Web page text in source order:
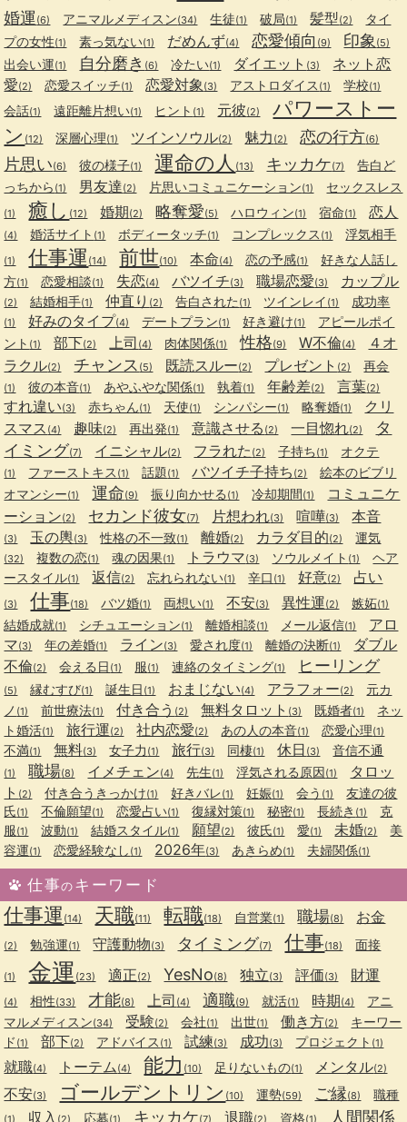
婚運(6) アニマルメディスン(34) 生徒(1) 破局(1) 髪型(2)
タイ
プの女性(1) 素っ気ない(1) だめんず(4) 恋愛傾向 (9) 印象 (5)
出会い運(1) 自分磨き (6) 冷たい(1) ダイエット (3)
ネット恋
愛(2) 恋愛スイッチ(1) 恋愛対象 (3) アストロダイス (1) 学校(1)
会話(1) 遠距離片想い(1) ヒント (1) 元彼(2)
パワーストー
ン (12) 深層心理(1) ツインソウル(2) 魅力 (2) 恋の行方(6)
片思い(6) 彼の様子(1) 運命の人 (13) キッカケ(7)
告白ど
っちから (1) 男友達(2) 片思いコミュニケーション(1) セックスレス
(1) 癒し (12) 婚期(2) 略奪愛(5) ハロウィン(1) 宿命(1) 恋人
(4) 婚活サイト (1) ボディータッチ(1) コンプレックス (1) 浮気相手
(1) 仕事運 (14) 前世(10) 本命(4) 恋の予感(1)
好きな人話し
方(1) 恋愛相談(1) 失恋(4) バツイチ(3) 職場恋愛(3) カップル
(2) 結婚相手(1) 仲直り (2) 告白された (1) ツインレイ (1) 成功率
(1) 好みのタイプ(4) デートプラン(1) 好き避け(1)
アピールポイ
ント (1) 部下(2) 上司 (4) 肉体関係(1) 性格(9) W不倫(4)
４オ
ラクル(2) チャンス (5) 既読スルー(2) プレゼント (2) 再会
(1) 彼の本音(1) あやふやな関係(1) 執着(1) 年齢差(2) 言葉(2)
すれ違い(3) 赤ちゃん(1) 天使(1) シンパシー(1) 略奪婚(1)
クリ
スマス (4) 趣味(2) 再出発(1) 意識させる (2) 一目惚れ(2)
タ
イミング(7) イニシャル(2) フラれた (2) 子持ち(1) オクテ
(1) ファーストキス (1) 話題(1) バツイチ子持ち (2)
絵本のビブリ
オマンシー(1) 運命(9) 振り向かせる (1) 冷却期間(1)
コミュニケ
ーション(2) セカンド彼女(7) 片想われ(3) 喧嘩(3) 本音
(3) 玉の輿(3) 性格の不一致(1) 離婚(2) カラダ目的(2) 運気
(32) 複数の恋(1) 魂の因果(1) トラウマ(3) ソウルメイト (1)
ヘア
ースタイル(1) 返信(2) 忘れられない(1) 辛口 (1) 好意(2) 占い
(3) 仕事(18) バツ婚(1) 両想い(1) 不安(3) 異性運(2) 嫉妬(1)
結婚成就(1) シチュエーション(1) 離婚相談(1) メール返信(1)
アロ
マ(3) 年の差婚(1) ライン(3) 愛され度(1) 離婚の決断(1)
ダブル
不倫(2) 会える日 (1) 服(1) 連絡のタイミング(1) ヒーリング
(5) 縁むすび(1) 誕生日 (1) おまじない(4) アラフォー(2)
元カ
ノ (1) 前世療法(1) 付き合う (2) 無料タロット (3) 既婚者(1)
ネッ
ト婚活(1) 旅行運(2) 社内恋愛(2) あの人の本音(1) 恋愛心理(1)
不満(1) 無料(3) 女子力 (1) 旅行(3) 同棲(1) 休日 (3) 音信不通
(1) 職場(8) イメチェン(4) 先生(1) 浮気される原因(1)
タロッ
ト (2) 付き合うきっかけ(1) 好きバレ(1) 妊娠(1) 会う (1)
友達の彼
氏(1) 不倫願望(1) 恋愛占い(1) 復縁対策(1) 秘密(1) 長続き (1)
克
服(1) 波動(1) 結婚スタイル(1) 願望(2) 彼氏(1) 愛(1) 未婚(2)
美
容運(1) 恋愛経験なし (1) 2026年(3) あきらめ(1) 夫婦関係(1)
仕事のキーワード
仕事運 (14) 天職(11) 転職(18) 自営業(1) 職場(8) お金
(2) 勉強運(1) 守護動物(3) タイミング(7) 仕事(18) 面接
(1) 金運 (23) 適正(2) YesNo(8) 独立(3) 評価(3) 財運
(4) 相性(33) 才能(8) 上司 (4) 適職(9) 就活(1) 時期(4)
アニ
マルメディスン(34) 受験(2) 会社(1) 出世(1) 働き方(2)
キーワー
ド (1) 部下(2) アドバイス (1) 試練(3) 成功(3) プロジェクト (1)
就職(4) トーテム (4) 能力 (10) 足りないもの(1) メンタル(2)
不安(3) ゴールデントリン (10) 運勢(59) ご縁(8) 職種
(1) 収入 (2) 応募(1) キッカケ(7) 退職(2) 資格(1) 人間関係